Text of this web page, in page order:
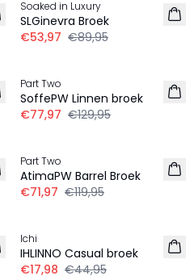
LINNEN
Soaked in Luxury
SLGinevra Broek
€53,97 €89,95
LINNEN
Part Two
SoffePW Linnen broek
€77,97 €129,95
LINNEN
Part Two
AtimaPW Barrel Broek
€71,97 €119,95
LINNEN
Ichi
IHLINNO Casual broek
€17,98 €44,95